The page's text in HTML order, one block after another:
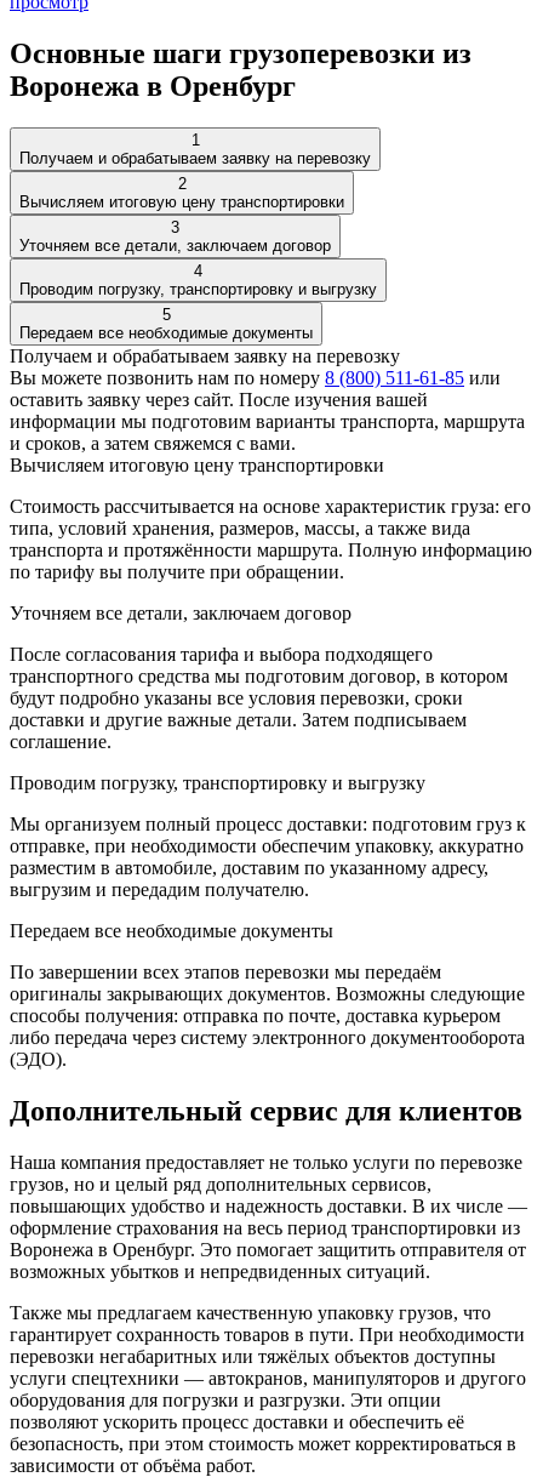
Основные шаги грузоперевозки из
Воронежа в Оренбург
1
Получаем и обрабатываем заявку на перевозку
2
Вычисляем итоговую цену транспортировки
3
Уточняем все детали, заключаем договор
4
Проводим погрузку, транспортировку и выгрузку
5
Передаем все необходимые документы
Получаем и обрабатываем заявку на перевозку
Вы можете позвонить нам по номеру 8 (800) 511-61-85 или
оставить заявку через сайт. После изучения вашей
информации мы подготовим варианты транспорта, маршрута
и сроков, а затем свяжемся с вами.
Вычисляем итоговую цену транспортировки
Стоимость рассчитывается на основе характеристик груза: его
типа, условий хранения, размеров, массы, а также вида
транспорта и протяжённости маршрута. Полную информацию
по тарифу вы получите при обращении.
Уточняем все детали, заключаем договор
После согласования тарифа и выбора подходящего
транспортного средства мы подготовим договор, в котором
будут подробно указаны все условия перевозки, сроки
доставки и другие важные детали. Затем подписываем
соглашение.
Проводим погрузку, транспортировку и выгрузку
Мы организуем полный процесс доставки: подготовим груз к
отправке, при необходимости обеспечим упаковку, аккуратно
разместим в автомобиле, доставим по указанному адресу,
выгрузим и передадим получателю.
Передаем все необходимые документы
По завершении всех этапов перевозки мы передаём
оригиналы закрывающих документов. Возможны следующие
способы получения: отправка по почте, доставка курьером
либо передача через систему электронного документооборота
(ЭДО).
Дополнительный сервис для клиентов
Наша компания предоставляет не только услуги по перевозке
грузов, но и целый ряд дополнительных сервисов,
повышающих удобство и надежность доставки. В их числе —
оформление страхования на весь период транспортировки из
Воронежа в Оренбург. Это помогает защитить отправителя от
возможных убытков и непредвиденных ситуаций.
Также мы предлагаем качественную упаковку грузов, что
гарантирует сохранность товаров в пути. При необходимости
перевозки негабаритных или тяжёлых объектов доступны
услуги спецтехники — автокранов, манипуляторов и другого
оборудования для погрузки и разгрузки. Эти опции
позволяют ускорить процесс доставки и обеспечить её
безопасность, при этом стоимость может корректироваться в
зависимости от объёма работ.